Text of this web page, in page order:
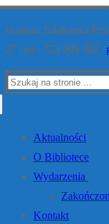
Gminna Biblioteka
27 | tel.: 723 909 058 |
Aktualności
O Bibliotece
Wydarzenia
Kontakt